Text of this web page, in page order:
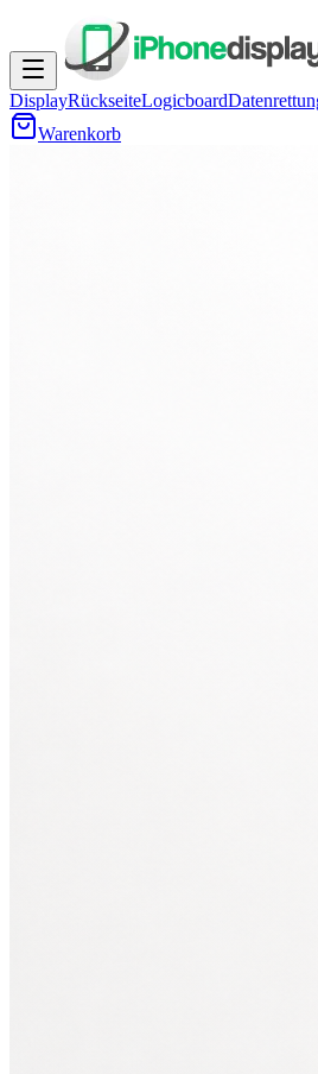
DisplayRückseiteLogicboard
Warenkorb